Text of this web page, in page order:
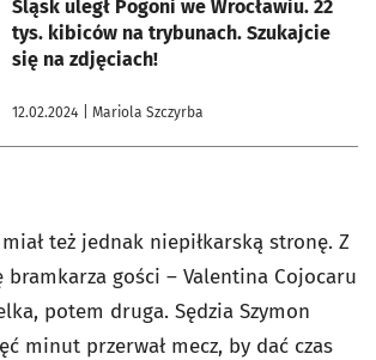
Śląsk uległ Pogoni we Wrocławiu. 22
tys. kibiców na trybunach. Szukajcie
się na zdjęciach!
12.02.2024 | Mariola Szczyrba
też jednak niepiłkarską stronę. Z
gości – Valentina Cojocaru
potem druga. Sędzia Szymon
minut przerwał mecz, by dać czas